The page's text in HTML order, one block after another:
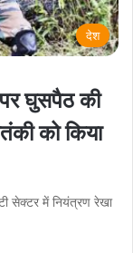
देश
घुसपैठ की
को किया
सेक्टर में नियंत्रण रेखा